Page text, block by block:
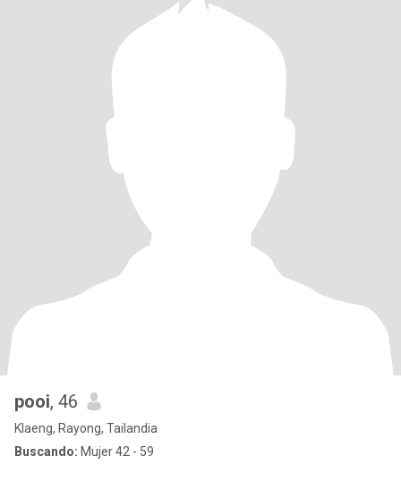
pooi, 46
Klaeng, Rayong, Tailandia
Buscando: Mujer 42 - 59